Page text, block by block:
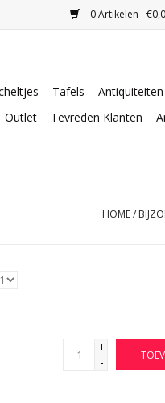
0 Artikelen -
Tafels
Outlet Tevreden Klanten
HOME/
+
-